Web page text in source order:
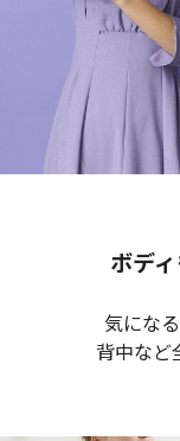
ボデ
気にな
背中など